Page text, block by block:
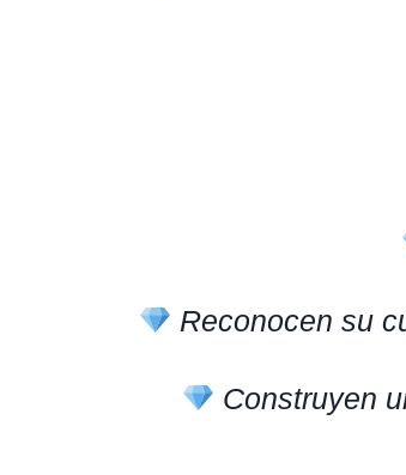
Reconocen su
Construyen